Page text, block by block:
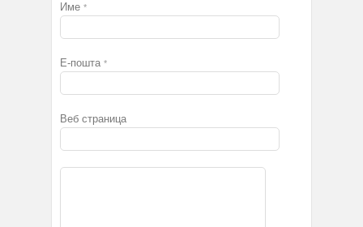
Име *
Е-пошта *
Веб страница